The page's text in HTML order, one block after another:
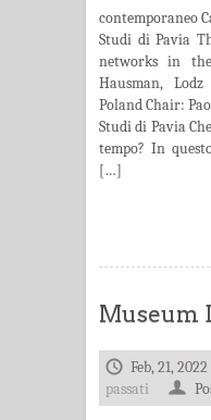
contemporaneo
Studi di Pavia
networks in
Hausman,
Poland Chair:
Studi di Pavia
tempo? In
[…]
Museum
Feb, 21, 2022
passati